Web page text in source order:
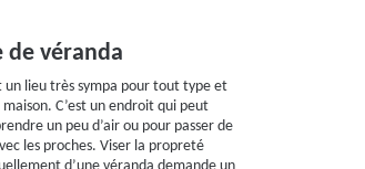
de véranda
un lieu très sympa pour tout type et
C’est un endroit qui peut
un peu d’air ou pour passer de
les proches. Viser la propreté